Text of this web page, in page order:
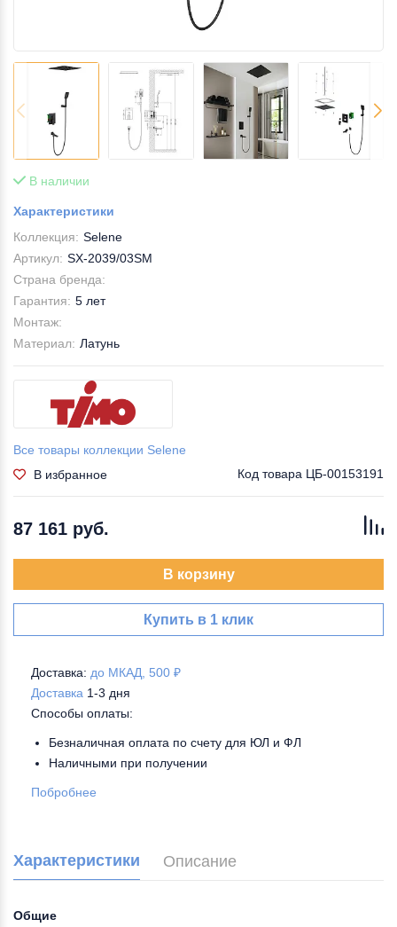
В наличии
Характеристики
Коллекция: Selene
Артикул: SX-2039/03SM
Страна бренда:
Гарантия: 5 лет
Монтаж:
Материал: Латунь
Все товары коллекции Selene
В избранное
Код товара ЦБ-00153191
87 161 руб.
В корзину
Купить в 1 клик
Доставка: до МКАД, 500 ₽
Доставка 1-3 дня
Способы оплаты:
Безналичная оплата по счету для ЮЛ и ФЛ
Наличными при получении
Побробнее
Характеристики Описание
Общие